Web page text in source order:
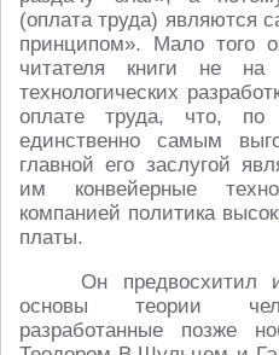
(оплата труда) являются
принципом». Мало того
читателя книги не на
технологических
оплате труда, что, по
единственно самым
главной его заслугой
им конвейерные
компанией политика
платы.
Он предвосхитил
основы теории
разработанные позже